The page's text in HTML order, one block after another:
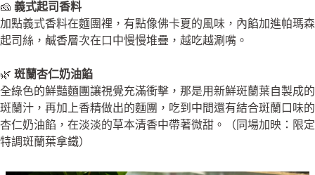
🧀 義式起司香料
加點義式香料在麵團裡，有點像佛卡夏的風味，內餡加進帕瑪森
起司絲，鹹香層次在口中慢慢堆疊，越吃越涮嘴。
🌿 斑蘭杏仁奶油餡
全綠色的鮮豔麵團讓視覺充滿衝擊，那是用新鮮斑蘭葉自製成的
斑蘭汁，再加上香精做出的麵團，吃到中間還有結合斑蘭口味的
杏仁奶油餡，在淡淡的草本清香中帶著微甜。（同場加映：限定
特調斑蘭葉拿鐵）